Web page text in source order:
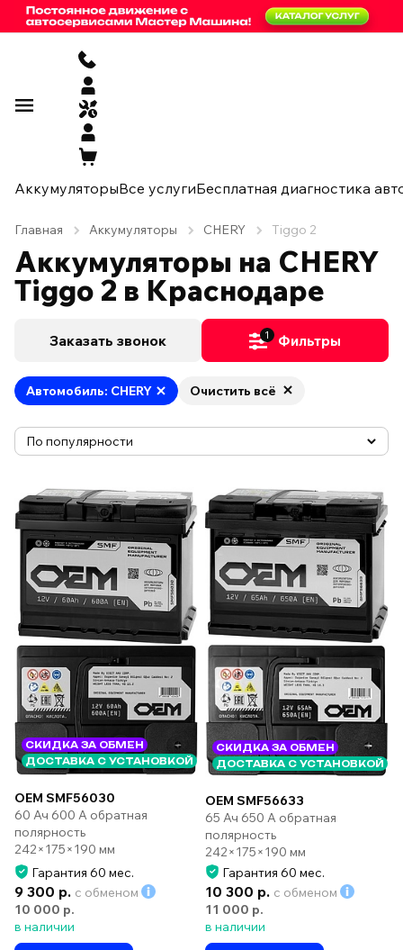
АккумуляторыВсе услугиБесплатная диагностика
Главная Аккумуляторы CHERY Tiggo 2
Аккумуляторы на CHERY
Tiggo 2 в Краснодаре
Заказать звонок 1 Фильтры
Автомобиль: CHERY Очистить всё
СКИДКА ЗА ОБМЕН
ДОСТАВКА С УСТАНОВКОЙ
OEM SMF56030
60 Ач 600 А обратная
полярность
242×175×190 мм
Гарантия 60 мес.
9 300 р. с обменом
10 000 р.
в наличии
СКИДКА ЗА ОБМЕН
ДОСТАВКА С УСТАНОВКОЙ
OEM SMF56633
65 Ач 650 А обратная
полярность
242×175×190 мм
Гарантия 60 мес.
10 300 р. с обменом
11 000 р.
в наличии